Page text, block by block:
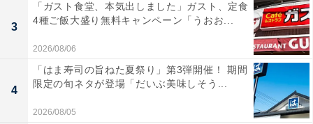
ーノになっているようです。
3
「ガスト食堂、本気出しました」ガスト、定食
4種ご飯大盛り無料キャンペーン「うおお...
2026/08/06
4
「はま寿司の旨ねた夏祭り」第3弾開催！ 期間
限定の旬ネタが登場「だいぶ美味しそう...
2026/08/05